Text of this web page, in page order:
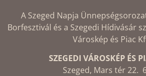
A Szeged Napja
Borfesztivál és a Szegedi Hídivásár
Városkép és Piac
SZEGEDI VÁROSKÉP ÉS
Szeged, Mars tér 22.